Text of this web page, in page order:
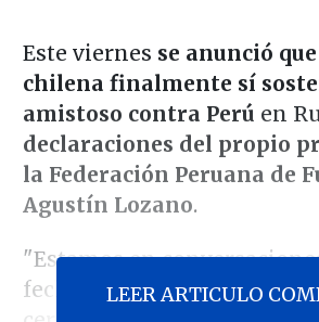
Este viernes se anunció
chilena finalmente sí
amistoso contra Perú en
declaraciones del propio
la Federación Peruana de
Agustín Lozano.
"Estamos en
fecha de octubre, todavía
LEER ARTICULO